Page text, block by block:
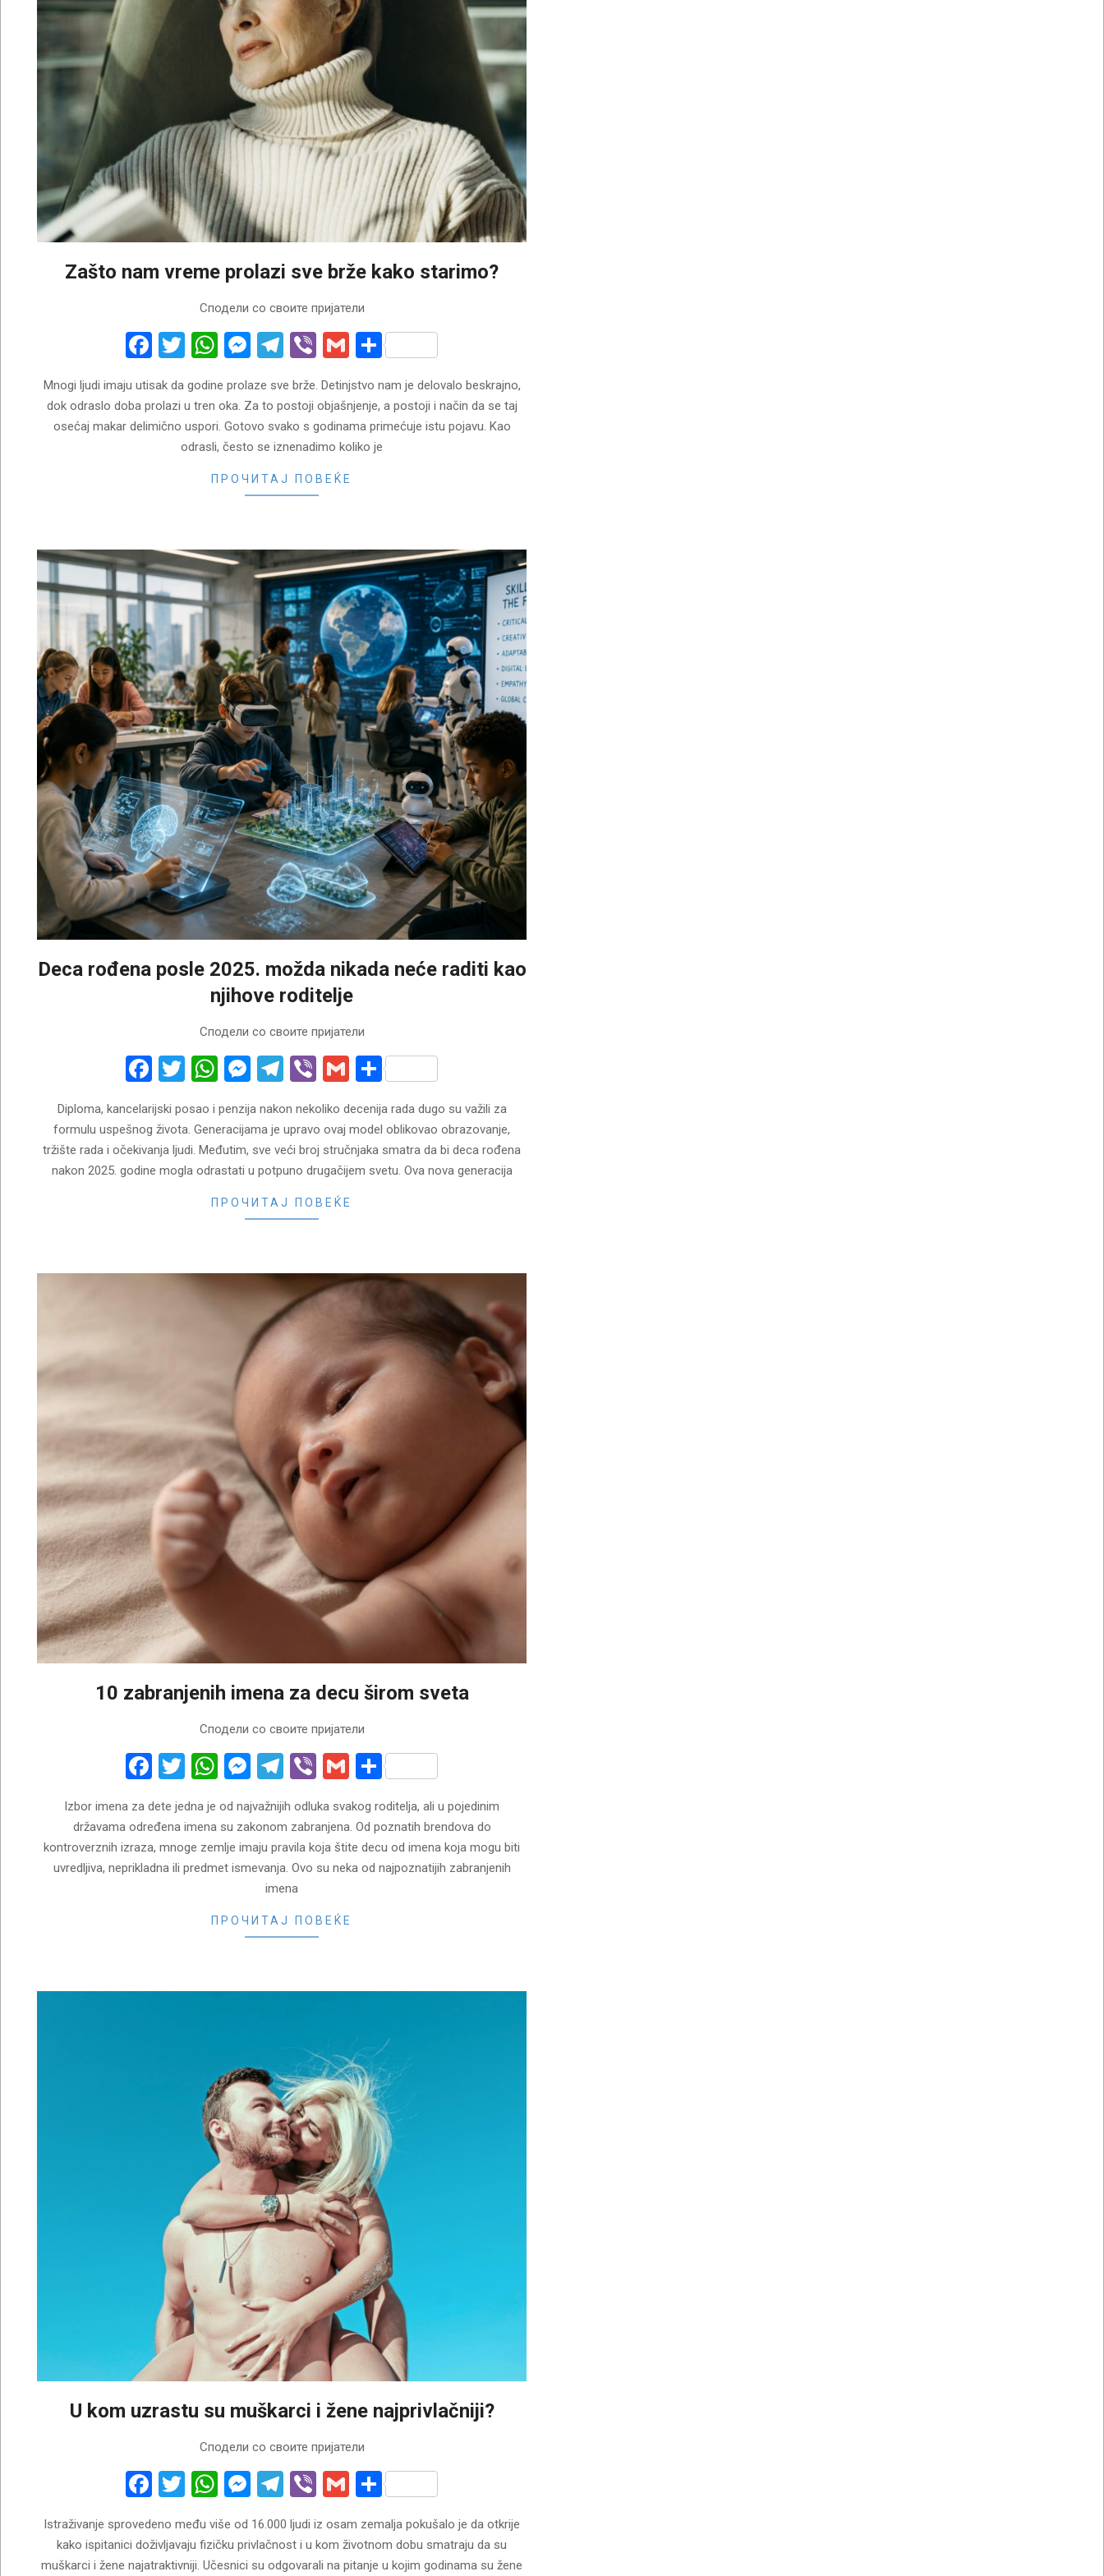
Zašto nam vreme prolazi sve brže kako starimo?
Сподели со своите пријатели
Facebook
Twitter
WhatsApp
Messenger
Telegram
ViberGmailShare
Mnogi ljudi imaju utisak da godine prolaze sve brže. Detinjstvo nam je delovalo beskrajno,
dok odraslo doba prolazi u tren oka. Za to postoji objašnjenje, a postoji i način da se taj
osećaj makar delimično uspori. Gotovo svako s godinama primećuje istu pojavu. Kao
odrasli, često se iznenadimo koliko je
ПРОЧИТАЈ ПОВЕЌЕ
Deca rođena posle 2025. možda nikada neće raditi kao
njihove roditelje
Сподели со своите пријатели
Facebook
Twitter
WhatsApp
Messenger
Telegram
ViberGmailShare
Diploma, kancelarijski posao i penzija nakon nekoliko decenija rada dugo su važili za
formulu uspešnog života. Generacijama je upravo ovaj model oblikovao obrazovanje,
tržište rada i očekivanja ljudi. Međutim, sve veći broj stručnjaka smatra da bi deca rođena
nakon 2025. godine mogla odrastati u potpuno drugačijem svetu. Ova nova generacija
ПРОЧИТАЈ ПОВЕЌЕ
10 zabranjenih imena za decu širom sveta
Сподели со своите пријатели
Facebook
Twitter
WhatsApp
Messenger
Telegram
ViberGmailShare
Izbor imena za dete jedna je od najvažnijih odluka svakog roditelja, ali u pojedinim
državama određena imena su zakonom zabranjena. Od poznatih brendova do
kontroverznih izraza, mnoge zemlje imaju pravila koja štite decu od imena koja mogu biti
uvredljiva, neprikladna ili predmet ismevanja. Ovo su neka od najpoznatijih zabranjenih
imena
ПРОЧИТАЈ ПОВЕЌЕ
U kom uzrastu su muškarci i žene najprivlačniji?
Сподели со своите пријатели
Facebook
Twitter
WhatsApp
Messenger
Telegram
ViberGmailShare
Istraživanje sprovedeno među više od 16.000 ljudi iz osam zemalja pokušalo je da otkrije
kako ispitanici doživljavaju fizičku privlačnost i u kom životnom dobu smatraju da su
muškarci i žene najatraktivniji. Učesnici su odgovarali na pitanje u kojim godinama su žene